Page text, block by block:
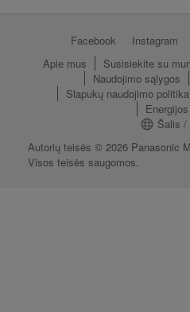
Facebook Instagram
Apie mus
Susisiekite su
Naudojimo sąlygos
Slapukų naudojimo politika
Šalis /
Autorių teisės © 2026 Panasonic
Visos teisės saugomos.